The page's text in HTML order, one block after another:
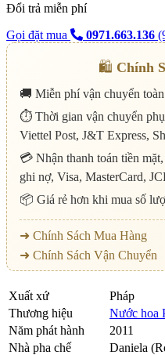
Đổi trả miễn phí
Gọi đặt mua
0971.663.136
🛍️ Chính
🚚 Miễn phí vận chuyển
⏱️ Thời gian vận chuyển
Viettel Post, J&T Express,
💳 Nhận thanh toán tiền
ghi nợ, Visa, MasterCard,
📦 Giá rẻ hơn khi mua số
➜ Chính Sách Mua Hàng
➜ Chính Sách Vận Chuyển
Xuất xứ
Pháp
Thương hiệu
Nước hoa
Năm phát hành
2011
Nhà pha chế
Daniela